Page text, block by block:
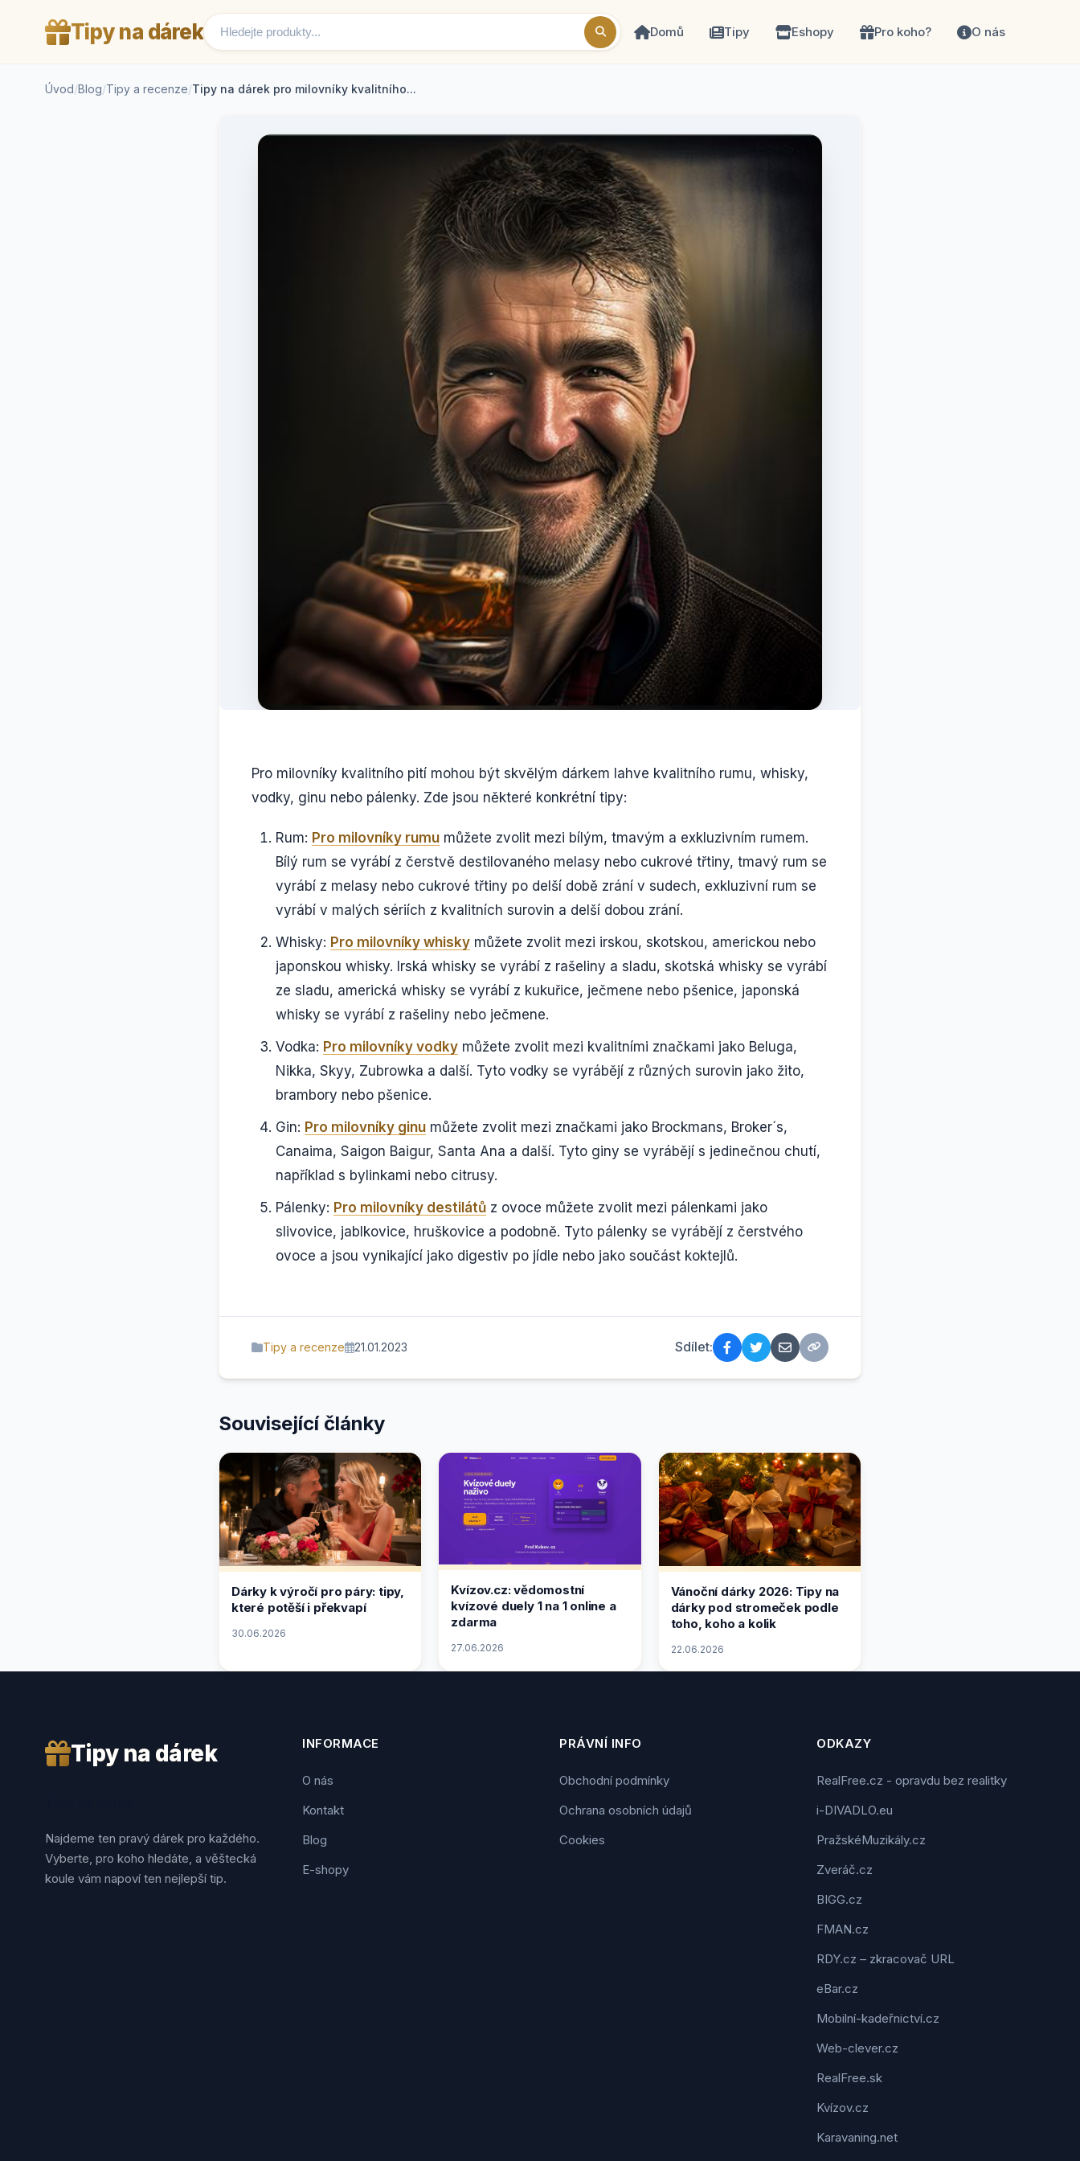
Tipy na dárek Domů Tipy Eshopy Pro koho? O nás
Úvod/Blog/Tipy a recenze/Tipy na dárek pro milovníky kvalitního...
Pro milovníky kvalitního pití mohou být skvělým dárkem lahve kvalitního rumu, whisky,
vodky, ginu nebo pálenky. Zde jsou některé konkrétní tipy:
Rum: Pro milovníky rumu můžete zvolit mezi bílým, tmavým a exkluzivním rumem.
Bílý rum se vyrábí z čerstvě destilovaného melasy nebo cukrové třtiny, tmavý rum se
vyrábí z melasy nebo cukrové třtiny po delší době zrání v sudech, exkluzivní rum se
vyrábí v malých sériích z kvalitních surovin a delší dobou zrání.
Whisky: Pro milovníky whisky můžete zvolit mezi irskou, skotskou, americkou nebo
japonskou whisky. Irská whisky se vyrábí z rašeliny a sladu, skotská whisky se vyrábí
ze sladu, americká whisky se vyrábí z kukuřice, ječmene nebo pšenice, japonská
whisky se vyrábí z rašeliny nebo ječmene.
Vodka: Pro milovníky vodky můžete zvolit mezi kvalitními značkami jako Beluga,
Nikka, Skyy, Zubrowka a další. Tyto vodky se vyrábějí z různých surovin jako žito,
brambory nebo pšenice.
Gin: Pro milovníky ginu můžete zvolit mezi značkami jako Brockmans, Broker´s,
Canaima, Saigon Baigur, Santa Ana a další. Tyto giny se vyrábějí s jedinečnou chutí,
například s bylinkami nebo citrusy.
Pálenky: Pro milovníky destilátů z ovoce můžete zvolit mezi pálenkami jako
slivovice, jablkovice, hruškovice a podobně. Tyto pálenky se vyrábějí z čerstvého
ovoce a jsou vynikající jako digestiv po jídle nebo jako součást koktejlů.
Tipy a recenze 21.01.2023 Sdílet:
Související články
Dárky k výročí pro páry: tipy,
které potěší i překvapí
30.06.2026
Kvízov.cz: vědomostní
kvízové duely 1 na 1 online a
zdarma
27.06.2026
Vánoční dárky 2026: Tipy na
dárky pod stromeček podle
toho, koho a kolik
22.06.2026
Tipy na dárek
Najdeme ten pravý dárek pro každého.
Vyberte, pro koho hledáte, a věštecká
koule vám napoví ten nejlepší tip.
INFORMACE
O nás
Kontakt
Blog
E-shopy
PRÁVNÍ INFO
Obchodní podmínky
Ochrana osobních údajů
Cookies
ODKAZY
RealFree.cz - opravdu bez realitky
i-DIVADLO.eu
PražskéMuzikály.cz
Zveráč.cz
BIGG.cz
FMAN.cz
RDY.cz – zkracovač URL
eBar.cz
Mobilní-kadeřnictví.cz
Web-clever.cz
RealFree.sk
Kvízov.cz
Karavaning.net